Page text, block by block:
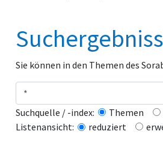
Sie können in den Themen des
Suchquelle / -index: Themen
Listenansicht:
reduziert